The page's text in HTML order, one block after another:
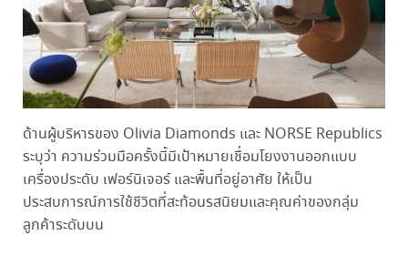
ด้านผู้บริหารของ Olivia Diamonds และ NORSE Republics
ระบุว่า ความร่วมมือครั้งนี้มีเป้าหมายเชื่อมโยงงานออกแบบ
เครื่องประดับ เฟอร์นิเจอร์ และพื้นที่อยู่อาศัย ให้เป็น
ประสบการณ์การใช้ชีวิตที่สะท้อนรสนิยมและคุณค่าของกลุ่ม
ลูกค้าระดับบน